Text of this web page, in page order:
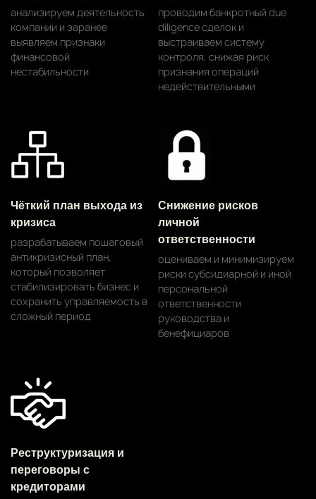
анализируем деятельность
компании и заранее
выявляем признаки
финансовой
нестабильности
проводим банкротный due
diligence сделок и
выстраиваем систему
контроля, снижая риск
признания операций
недействительными
Чёткий план выхода из
кризиса
разрабатываем пошаговый
антикризисный план,
который позволяет
стабилизировать бизнес и
сохранить управляемость в
сложный период
Снижение рисков
личной
ответственности
оцениваем и минимизируем
риски субсидиарной и иной
персональной
ответственности
руководства и
бенефициаров
Реструктуризация и
переговоры с
кредиторами